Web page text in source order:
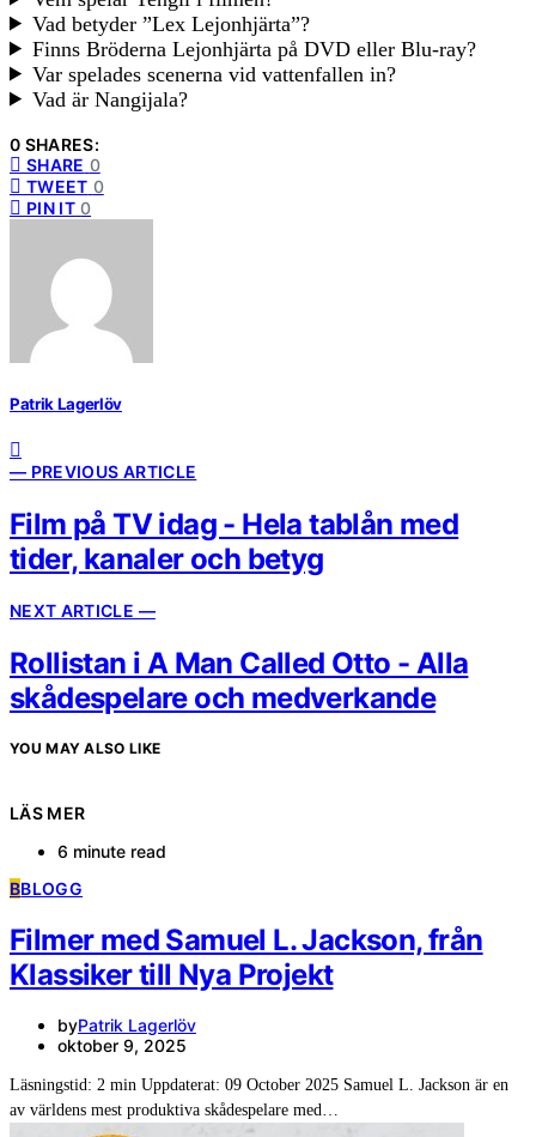
Vad betyder ”Lex Lejonhjärta”?
Finns Bröderna Lejonhjärta på DVD eller Blu-ray?
Var spelades scenerna vid vattenfallen in?
Vad är Nangijala?
0 SHARES:
SHARE 0
TWEET 0
PIN IT 0
Patrik Lagerlöv
— PREVIOUS ARTICLE
Film på TV idag - Hela tablån med
tider, kanaler och betyg
NEXT ARTICLE —
Rollistan i A Man Called Otto - Alla
skådespelare och medverkande
YOU MAY ALSO LIKE
LÄS MER
6 minute read
BBLOGG
Filmer med Samuel L. Jackson, från
Klassiker till Nya Projekt
byPatrik Lagerlöv
oktober 9, 2025
Läsningstid: 2 min Uppdaterat: 09 October 2025 Samuel L. Jackson är en
av världens mest produktiva skådespelare med…